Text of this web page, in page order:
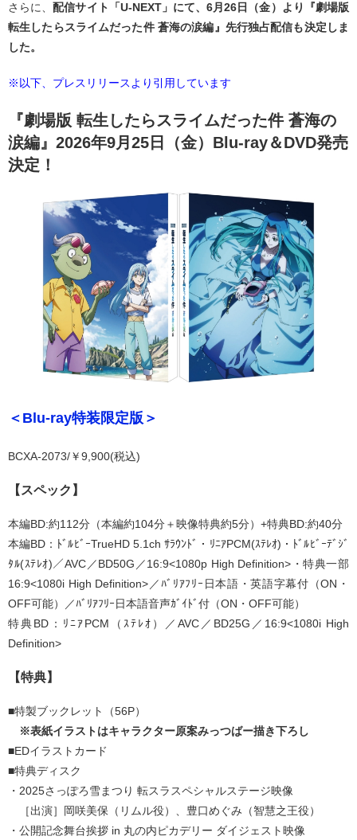
さらに、配信サイト「U-NEXT」にて、6月26日（金）より『劇場版
転生したらスライムだった件 蒼海の涙編』先行独占配信も決定しま
した。
※以下、プレスリリースより引用しています
『劇場版 転生したらスライムだった件 蒼海の
涙編』2026年9月25日（金）Blu-ray＆DVD発売
決定！
＜Blu-ray特装限定版＞
BCXA-2073/￥9,900(税込)
【スペック】
本編BD:約112分（本編約104分＋映像特典約5分）+特典BD:約40分
本編BD：ﾄﾞﾙﾋﾞｰTrueHD 5.1ch ｻﾗｳﾝﾄﾞ・ﾘﾆｱPCM(ｽﾃﾚｵ)・ﾄﾞﾙﾋﾞｰﾃﾞｼﾞ
ﾀﾙ(ｽﾃﾚｵ)／AVC／BD50G／16:9<1080p High Definition>・特典一部
16:9<1080i High Definition>／ﾊﾞﾘｱﾌﾘｰ日本語・英語字幕付（ON・
OFF可能）／ﾊﾞﾘｱﾌﾘｰ日本語音声ｶﾞｲﾄﾞ付（ON・OFF可能）
特典BD：ﾘﾆｱPCM（ｽﾃﾚｵ）／AVC／BD25G／16:9<1080i High
Definition>
【特典】
■特製ブックレット（56P）
※表紙イラストはキャラクター原案みっつばー描き下ろし
■EDイラストカード
■特典ディスク
・2025さっぽろ雪まつり 転スラスペシャルステージ映像
［出演］岡咲美保（リムル役）、豊口めぐみ（智慧之王役）
・公開記念舞台挨拶 in 丸の内ピカデリー ダイジェスト映像